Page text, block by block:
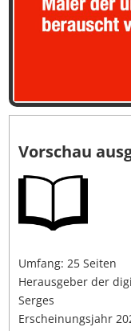
Vorschau
Umfang: 25 Seiten
Herausgeber der
Serges
Erscheinungsjahr